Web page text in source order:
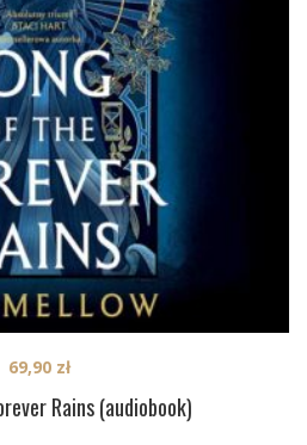
Rains (audiobook)
69,90 zł